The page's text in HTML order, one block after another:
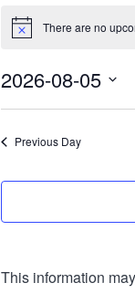
Events
for
2026-
08-
05
Notice There are no
2026-08-05
Select
Previous Day
This information